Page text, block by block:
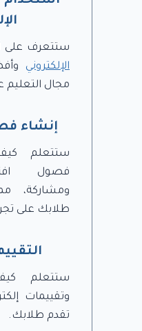
ستتعرف على
الإلكتروني
مجال التعليم
إنشاء
ستتعلم
فصول
ومشاركة،
طلابك على
ستتعلم
وتقييمات
تقدم طلابك.